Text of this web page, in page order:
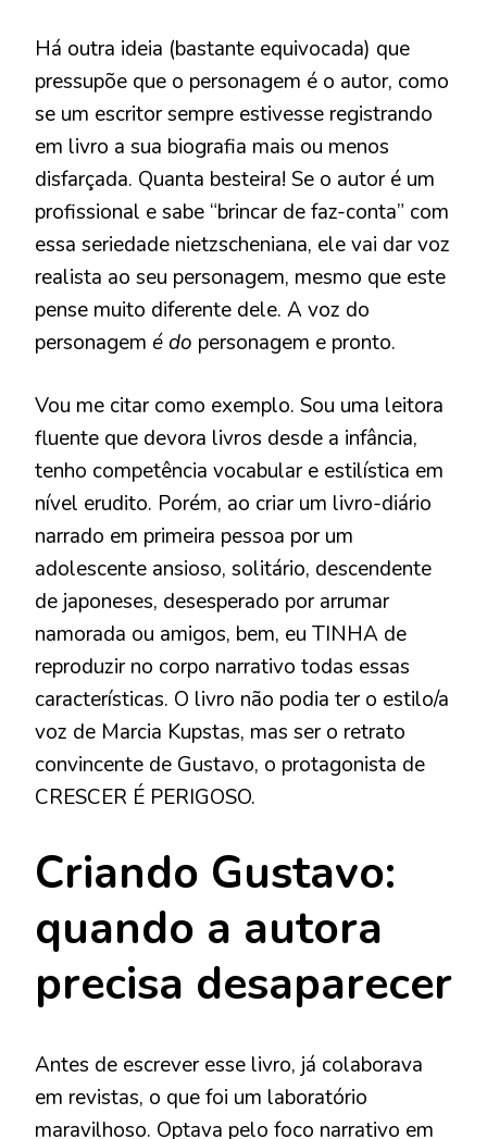
Há outra ideia (bastante equivocada) que
pressupõe que o personagem é o autor, como
se um escritor sempre estivesse registrando
em livro a sua biografia mais ou menos
disfarçada. Quanta besteira! Se o autor é um
profissional e sabe “brincar de faz-conta” com
essa seriedade nietzscheniana, ele vai dar voz
realista ao seu personagem, mesmo que este
pense muito diferente dele. A voz do
personagem é do personagem e pronto.
Vou me citar como exemplo. Sou uma leitora
fluente que devora livros desde a infância,
tenho competência vocabular e estilística em
nível erudito. Porém, ao criar um livro-diário
narrado em primeira pessoa por um
adolescente ansioso, solitário, descendente
de japoneses, desesperado por arrumar
namorada ou amigos, bem, eu TINHA de
reproduzir no corpo narrativo todas essas
características. O livro não podia ter o estilo/a
voz de Marcia Kupstas, mas ser o retrato
convincente de Gustavo, o protagonista de
CRESCER É PERIGOSO.
Criando Gustavo:
quando a autora
precisa desaparecer
Antes de escrever esse livro, já colaborava
em revistas, o que foi um laboratório
maravilhoso. Optava pelo foco narrativo em